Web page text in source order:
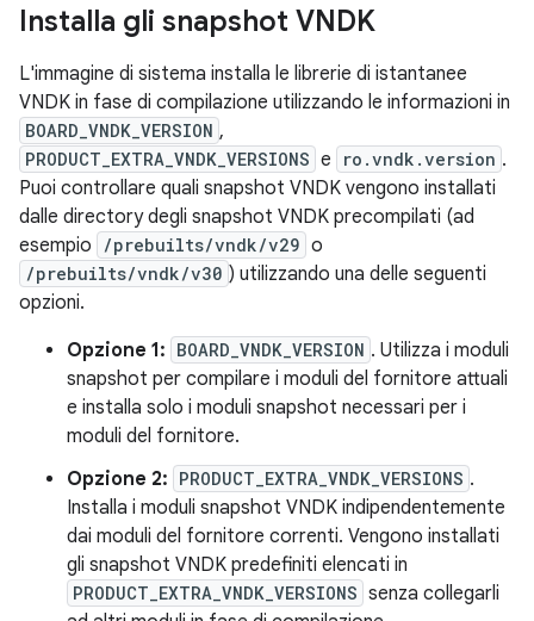
Installa gli snapshot VNDK
L'immagine di sistema installa le librerie di istantanee
VNDK in fase di compilazione utilizzando le informazioni in
BOARD_VNDK_VERSION ,
PRODUCT_EXTRA_VNDK_VERSIONS e ro.vndk.version .
Puoi controllare quali snapshot VNDK vengono installati
dalle directory degli snapshot VNDK precompilati (ad
esempio
/prebuilts/vndk/v29 o
/prebuilts/vndk/v30 ) utilizzando una delle seguenti
opzioni.
Opzione 1: BOARD_VNDK_VERSION . Utilizza i moduli
snapshot per compilare i moduli del fornitore attuali
e installa solo i moduli snapshot necessari per i
moduli del fornitore.
Opzione 2: PRODUCT_EXTRA_VNDK_VERSIONS .
Installa i moduli snapshot VNDK indipendentemente
dai moduli del fornitore correnti. Vengono installati
gli snapshot VNDK predefiniti elencati in
PRODUCT_EXTRA_VNDK_VERSIONS senza collegarli